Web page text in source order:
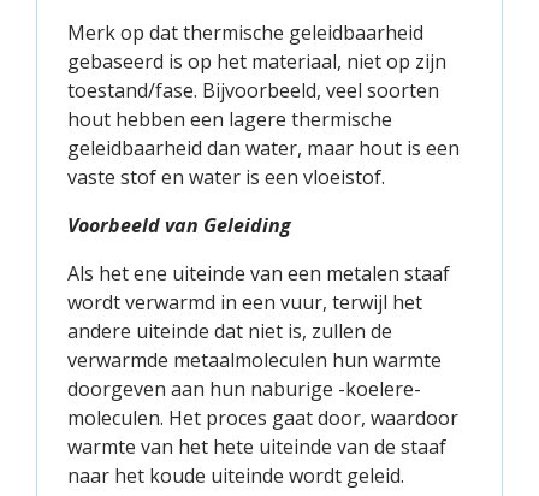
Merk op dat thermische geleidbaarheid
gebaseerd is op het materiaal, niet op zijn
toestand/fase. Bijvoorbeeld, veel soorten
hout hebben een lagere thermische
geleidbaarheid dan water, maar hout is een
vaste stof en water is een vloeistof.
Voorbeeld van Geleiding
Als het ene uiteinde van een metalen staaf
wordt verwarmd in een vuur, terwijl het
andere uiteinde dat niet is, zullen de
verwarmde metaalmoleculen hun warmte
doorgeven aan hun naburige -koelere-
moleculen. Het proces gaat door, waardoor
warmte van het hete uiteinde van de staaf
naar het koude uiteinde wordt geleid.